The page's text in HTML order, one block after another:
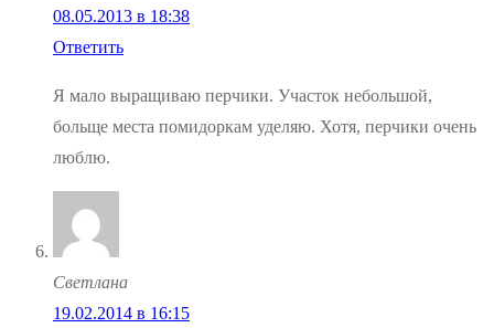
08.05.2013 в 18:38
Ответить
Я мало выращиваю перчики. Участок небольшой,
больще места помидоркам уделяю. Хотя, перчики очень
люблю.
Светлана
19.02.2014 в 16:15